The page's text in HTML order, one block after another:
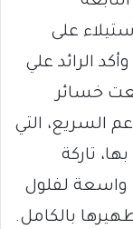
على
الرائد علي
خسائر
السريع، التي
تاركة
واسعة لفلول
بالكامل.